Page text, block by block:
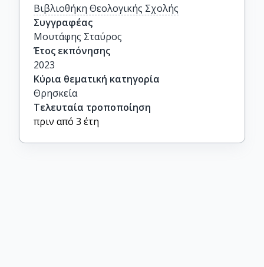
Βιβλιοθήκη Θεολογικής Σχολής
Συγγραφέας
Μουτάφης Σταύρος
Έτος εκπόνησης
2023
Κύρια θεματική κατηγορία
Θρησκεία
Τελευταία τροποποίηση
πριν από 3 έτη